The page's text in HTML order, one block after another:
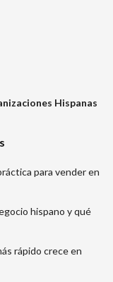
Hispanas
para vender en
hispano y qué
rápido crece en